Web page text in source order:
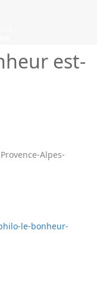
est-
Alpes-
le-bonheur-